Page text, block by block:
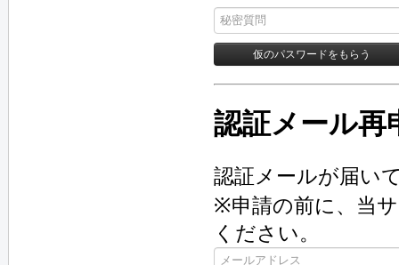
認証メール再
認証メールが届い
※申請の前に、当
ください。